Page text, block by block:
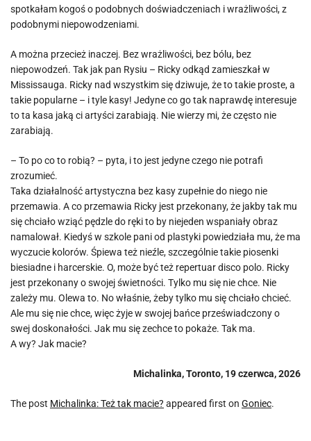
spotkałam kogoś o podobnych doświadczeniach i wrażliwości, z
podobnymi niepowodzeniami.
A można przecież inaczej. Bez wrażliwości, bez bólu, bez
niepowodzeń. Tak jak pan Rysiu – Ricky odkąd zamieszkał w
Mississauga. Ricky nad wszystkim się dziwuje, że to takie proste, a
takie popularne – i tyle kasy! Jedyne co go tak naprawdę interesuje
to ta kasa jaką ci artyści zarabiają. Nie wierzy mi, że często nie
zarabiają.
– To po co to robią? – pyta, i to jest jedyne czego nie potrafi
zrozumieć.
Taka działalność artystyczna bez kasy zupełnie do niego nie
przemawia. A co przemawia Ricky jest przekonany, że jakby tak mu
się chciało wziąć pędzle do ręki to by niejeden wspaniały obraz
namalował. Kiedyś w szkole pani od plastyki powiedziała mu, że ma
wyczucie kolorów. Śpiewa też nieźle, szczególnie takie piosenki
biesiadne i harcerskie. O, może być też repertuar disco polo. Ricky
jest przekonany o swojej świetności. Tylko mu się nie chce. Nie
zależy mu. Olewa to. No właśnie, żeby tylko mu się chciało chcieć.
Ale mu się nie chce, więc żyje w swojej bańce przeświadczony o
swej doskonałości. Jak mu się zechce to pokaże. Tak ma.
A wy? Jak macie?
Michalinka, Toronto, 19 czerwca, 2026
The post Michalinka: Też tak macie? appeared first on Goniec.